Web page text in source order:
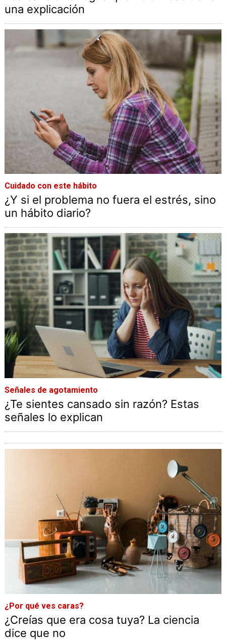
una explicación
Cuidado con este hábito
¿Y si el problema no fuera el estrés, sino
un hábito diario?
Señales de agotamiento
¿Te sientes cansado sin razón? Estas
señales lo explican
¿Por qué ves caras?
¿Creías que era cosa tuya? La ciencia
dice que no